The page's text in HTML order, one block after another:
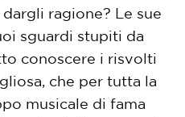
ragione? Le sue
sguardi stupiti da
conoscere i risvolti
che per tutta la
musicale di fama